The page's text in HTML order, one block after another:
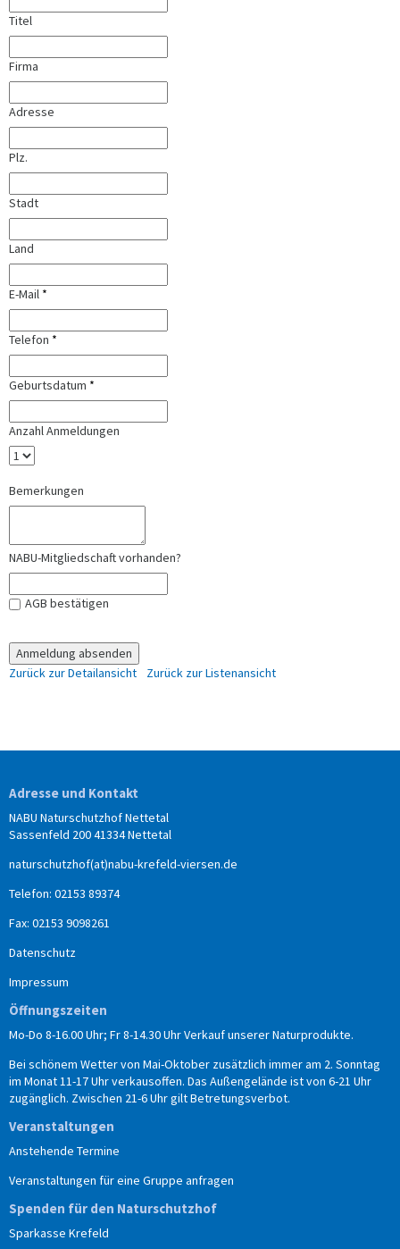
Titel
Firma
Adresse
Plz.
Stadt
Land
E-Mail *
Telefon *
Geburtsdatum *
Anzahl Anmeldungen
Bemerkungen
NABU-Mitgliedschaft vorhanden?
AGB bestätigen
Zurück zur Detailansicht Zurück zur Listenansicht
Adresse und Kontakt
NABU Naturschutzhof Nettetal
Sassenfeld 200 41334 Nettetal
naturschutzhof(at)nabu-krefeld-viersen.de
Telefon: 02153 89374
Fax: 02153 9098261
Datenschutz
Impressum
Öffnungszeiten
Mo-Do 8-16.00 Uhr; Fr 8-14.30 Uhr Verkauf unserer Naturprodukte.
Bei schönem Wetter von Mai-Oktober zusätzlich immer am 2. Sonntag
im Monat 11-17 Uhr verkausoffen. Das Außengelände ist von 6-21 Uhr
zugänglich. Zwischen 21-6 Uhr gilt Betretungsverbot.
Veranstaltungen
Anstehende Termine
Veranstaltungen für eine Gruppe anfragen
Spenden für den Naturschutzhof
Sparkasse Krefeld